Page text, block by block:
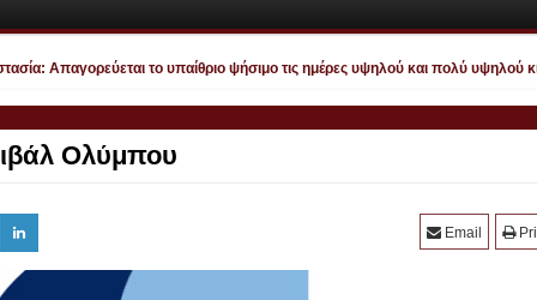
Απαγορεύεται το υπαίθριο ψήσιμο τις ημέρες υψηλού και πολύ υψηλού
Ολύμπου
Email